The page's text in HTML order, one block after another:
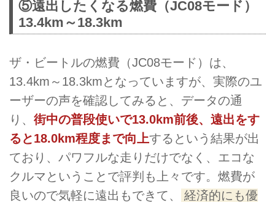
⑤遠出したくなる燃費（JC08モード）
13.4km～18.3km
ザ・ビートルの燃費（JC08モード）は、
13.4km～18.3kmとなっていますが、実際のユ
ーザーの声を確認してみると、データの通
り、 街中の普段使いで13.0km前後、遠出をす
ると18.0km程度まで向上するという結果が出
ており、パワフルな走りだけでなく、エコな
クルマということで評判も上々です。燃費が
良いので気軽に遠出もできて、
経済的にも優